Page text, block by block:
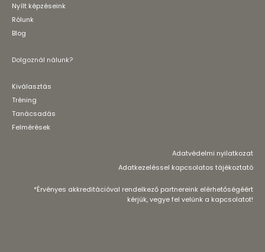
Nyílt képzéseink
Rólunk
Blog
Dolgoznál nálunk?
Kiválasztás
Tréning
Tanácsadás
Felmérések
Adatvédelmi nyilatkozat
Adatkezeléssel kapcsolatos tájékoztató
*Érvényes akkreditációval rendelkező partnereink elérhetőségéért
kérjük, vegye fel velünk a kapcsolatot!